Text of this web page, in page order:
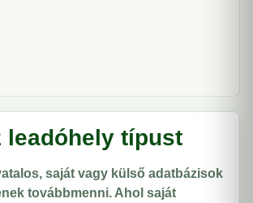
leadóhely típust
saját vagy külső adatbázisok
továbbmenni. Ahol saját